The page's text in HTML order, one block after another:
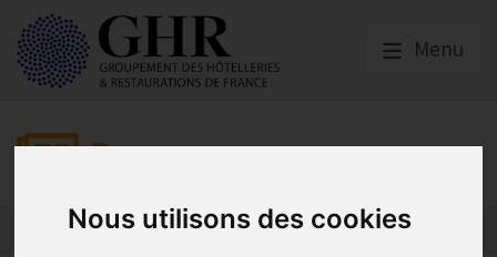
Nous utilisons des cookies
Menu
Presse